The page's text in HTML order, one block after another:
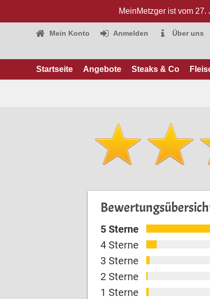
MeinMetzger ist vom
Mein Konto Anmelden Über uns
Startseite Angebote Steaks & Co
5 Sterne
4 Sterne
3 Sterne
2 Sterne
1 Sterne